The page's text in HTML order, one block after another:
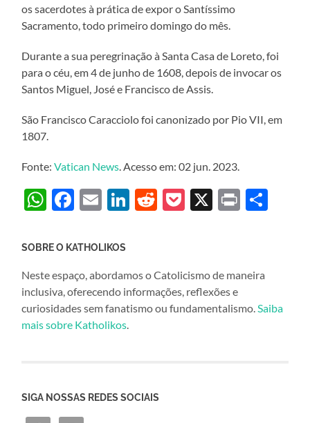
os sacerdotes à prática de expor o Santíssimo
Sacramento, todo primeiro domingo do mês.
Durante a sua peregrinação à Santa Casa de Loreto, foi
para o céu, em 4 de junho de 1608, depois de invocar os
Santos Miguel, José e Francisco de Assis.
São Francisco Caracciolo foi canonizado por Pio VII, em
1807.
Fonte:Vatican News. Acesso em: 02 jun. 2023.
WhatsApp
Facebook
EmailLinkedIn
Reddit
Pocket
X Print
SOBRE O KATHOLIKOS
Neste espaço, abordamos o Catolicismo de maneira
inclusiva, oferecendo informações, reflexões e
curiosidades sem fanatismo ou fundamentalismo.Saiba
mais sobre Katholikos.
SIGA NOSSAS REDES SOCIAIS